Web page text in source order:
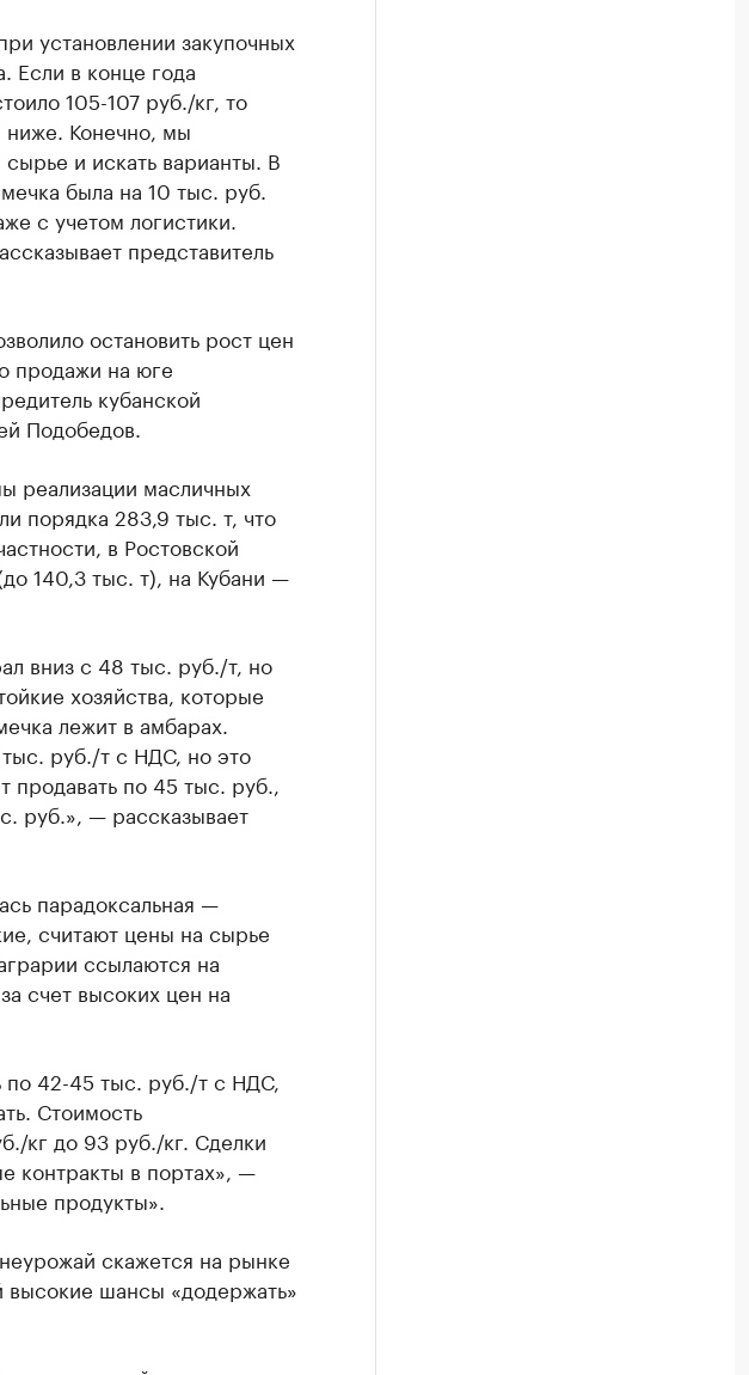
установлении закупочных
Если в конце года
105-107 руб./кг, то
ниже. Конечно, мы
и искать варианты. В
была на 10 тыс. руб.
с учетом логистики.
представитель
остановить рост цен
продажи на юге
кубанской
Подобедов.
реализации масличных
порядка 283,9 тыс. т, что
в Ростовской
140,3 тыс. т), на Кубани —
вниз с 48 тыс. руб./т, но
хозяйства, которые
лежит в амбарах.
руб./т с НДС, но это
по 45 тыс. руб.,
руб.», — рассказывает
парадоксальная —
считают цены на сырье
ссылаются на
счет высоких цен на
по 42-45 тыс. руб./т с НДС,
Стоимость
кг до 93 руб./кг. Сделки
контракты в портах», —
продукты».
скажется на рынке
высокие шансы «додержать»